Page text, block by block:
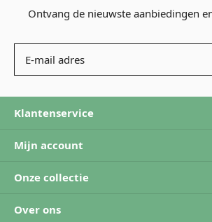
Ontvang de nieuwste aanbiedingen
Klantenservice
Mijn account
Onze collectie
Over ons